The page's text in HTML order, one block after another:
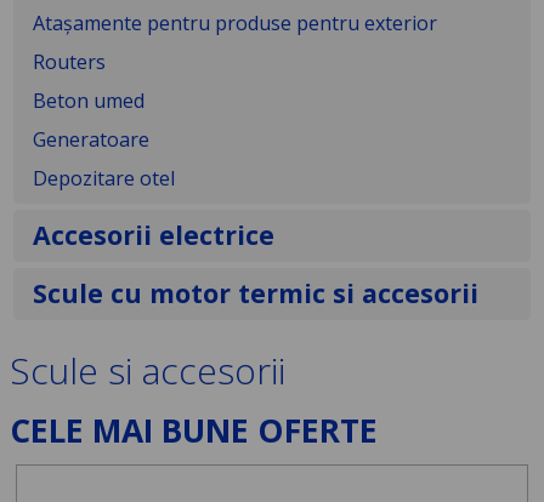
Atașamente pentru produse pentru exterior
Routers
Beton umed
Generatoare
Depozitare otel
Accesorii electrice
Scule cu motor termic si accesorii
Scule si accesorii
CELE MAI BUNE OFERTE